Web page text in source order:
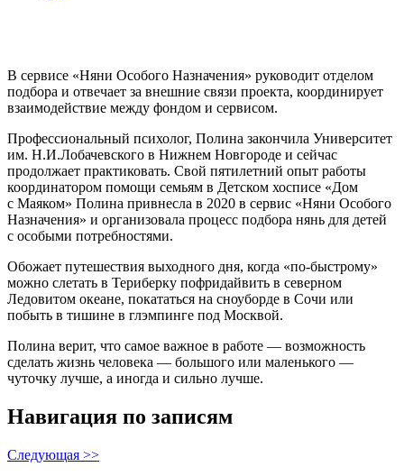
В сервисе «Няни Особого Назначения» руководит отделом
подбора и отвечает за внешние связи проекта, координирует
взаимодействие между фондом и сервисом.
Профессиональный психолог, Полина закончила Университет
им. Н.И.Лобачевского в Нижнем Новгороде и сейчас
продолжает практиковать. Свой пятилетний опыт работы
координатором помощи семьям в Детском хосписе «Дом
с Маяком» Полина привнесла в 2020 в сервис «Няни Особого
Назначения» и организовала процесс подбора нянь для детей
с особыми потребностями.
Обожает путешествия выходного дня, когда «по-быстрому»
можно слетать в Териберку пофридайвить в северном
Ледовитом океане, покататься на сноуборде в Сочи или
побыть в тишине в глэмпинге под Москвой.
Полина верит, что самое важное в работе — возможность
сделать жизнь человека — большого или маленького —
чуточку лучше, а иногда и сильно лучше.
Навигация по записям
Следующая >>